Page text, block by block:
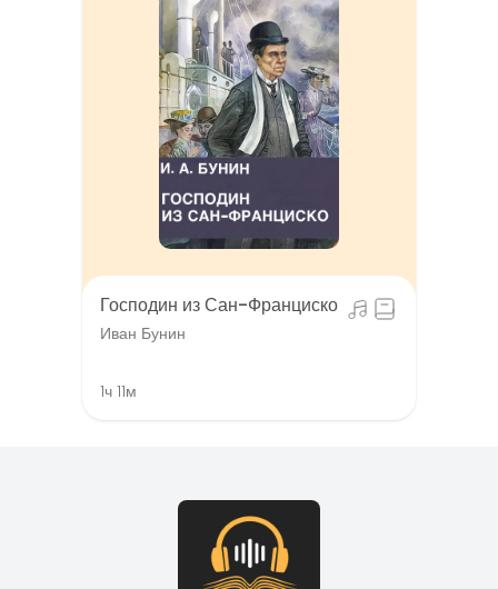
Господин из Сан-Франциско
Иван Бунин
1ч 11м